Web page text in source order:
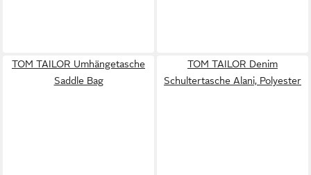
TOM TAILOR Umhängetasche
Saddle Bag
TOM TAILOR Denim
Schultertasche Alani, Polyester